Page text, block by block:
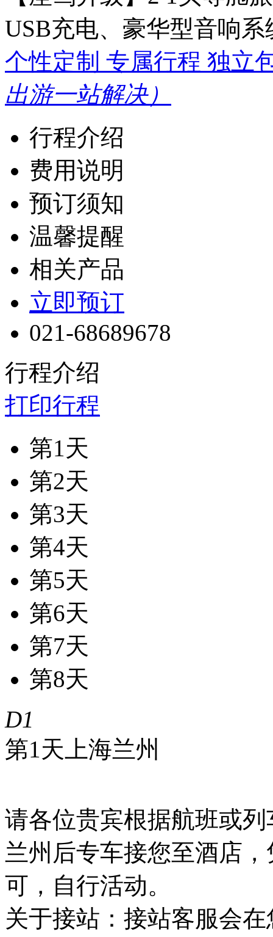
USB充电、豪华型音响系
个性定制 专属行程 独立
出游一站解决）
行程介绍
费用说明
预订须知
温馨提醒
相关产品
立即预订
021-68689678
行程介绍
打印行程
第1天
第2天
第3天
第4天
第5天
第6天
第7天
第8天
D1
第1天 上海兰州
请各位贵宾根据航班或
兰州后专车接您至酒店
可，自行活动。
关于接站：接站客服会